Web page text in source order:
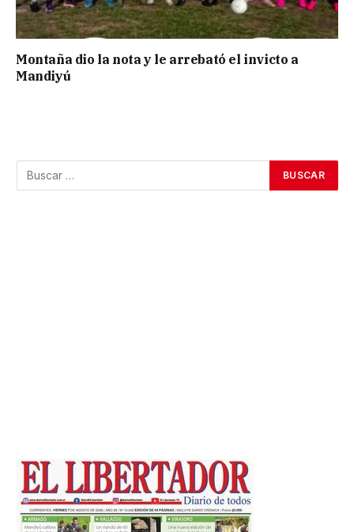
Montaña dio la nota y le arrebató el invicto a
Mandiyú